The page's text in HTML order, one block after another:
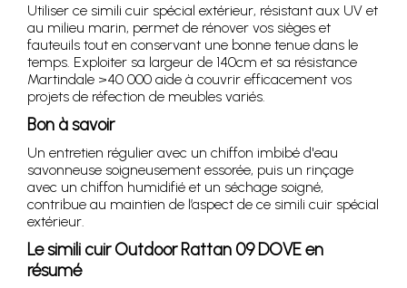
Utiliser ce simili cuir spécial extérieur, résistant aux UV et
au milieu marin, permet de rénover vos sièges et
fauteuils tout en conservant une bonne tenue dans le
temps. Exploiter sa largeur de 140cm et sa résistance
Martindale >40 000 aide à couvrir efficacement vos
projets de réfection de meubles variés.
Bon à savoir
Un entretien régulier avec un chiffon imbibé d'eau
savonneuse soigneusement essorée, puis un rinçage
avec un chiffon humidifié et un séchage soigné,
contribue au maintien de l’aspect de ce simili cuir spécial
extérieur.
Le simili cuir Outdoor Rattan 09 DOVE en
résumé